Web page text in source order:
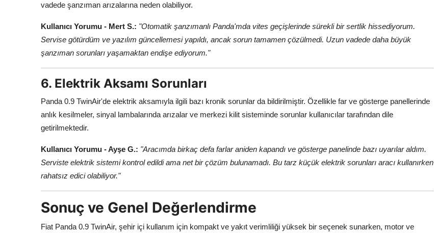
vadede şanzıman arızalarına neden olabiliyor.
Kullanıcı Yorumu - Mert S.: "Otomatik şanzımanlı Panda'mda vites geçişlerinde sürekli bir sertlik hissediyorum.
Servise götürdüm ve yazılım güncellemesi yapıldı, ancak sorun tamamen çözülmedi. Uzun vadede daha büyük
şanzıman sorunları yaşamaktan endişe ediyorum."
6. Elektrik Aksamı Sorunları
Panda 0.9 TwinAir'de elektrik aksamıyla ilgili bazı kronik sorunlar da bildirilmiştir. Özellikle far ve gösterge panellerinde
anlık kesilmeler, sinyal lambalarında arızalar ve merkezi kilit sisteminde sorunlar kullanıcılar tarafından dile
getirilmektedir.
Kullanıcı Yorumu - Ayşe G.: "Aracımda birkaç defa farlar aniden kapandı ve gösterge panelinde bazı uyarılar aldım.
Serviste elektrik sistemi kontrol edildi ama net bir çözüm bulunamadı. Bu tarz küçük elektrik sorunları aracı kullanırken
rahatsız edici olabiliyor."
Sonuç ve Genel Değerlendirme
Fiat Panda 0.9 TwinAir, şehir içi kullanım için kompakt ve yakıt verimliliği yüksek bir seçenek sunarken, motor ve